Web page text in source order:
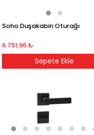
Soho Duşakabin Oturağı
6.751,96 ₺
Sepete Ekle